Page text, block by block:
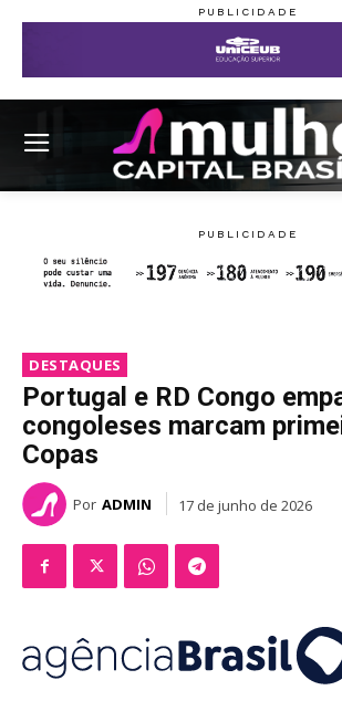
DESTAQUES
Portugal e RD Congo
congoleses marcam
Copas
Por ADMIN 17 de junho de 2026